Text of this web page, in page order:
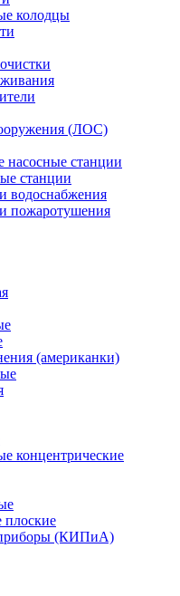
колодцы
(ЛОС)
насосные станции
станции
водоснабжения
пожаротушения
(американки)
концентрические
приборы (КИПиА)